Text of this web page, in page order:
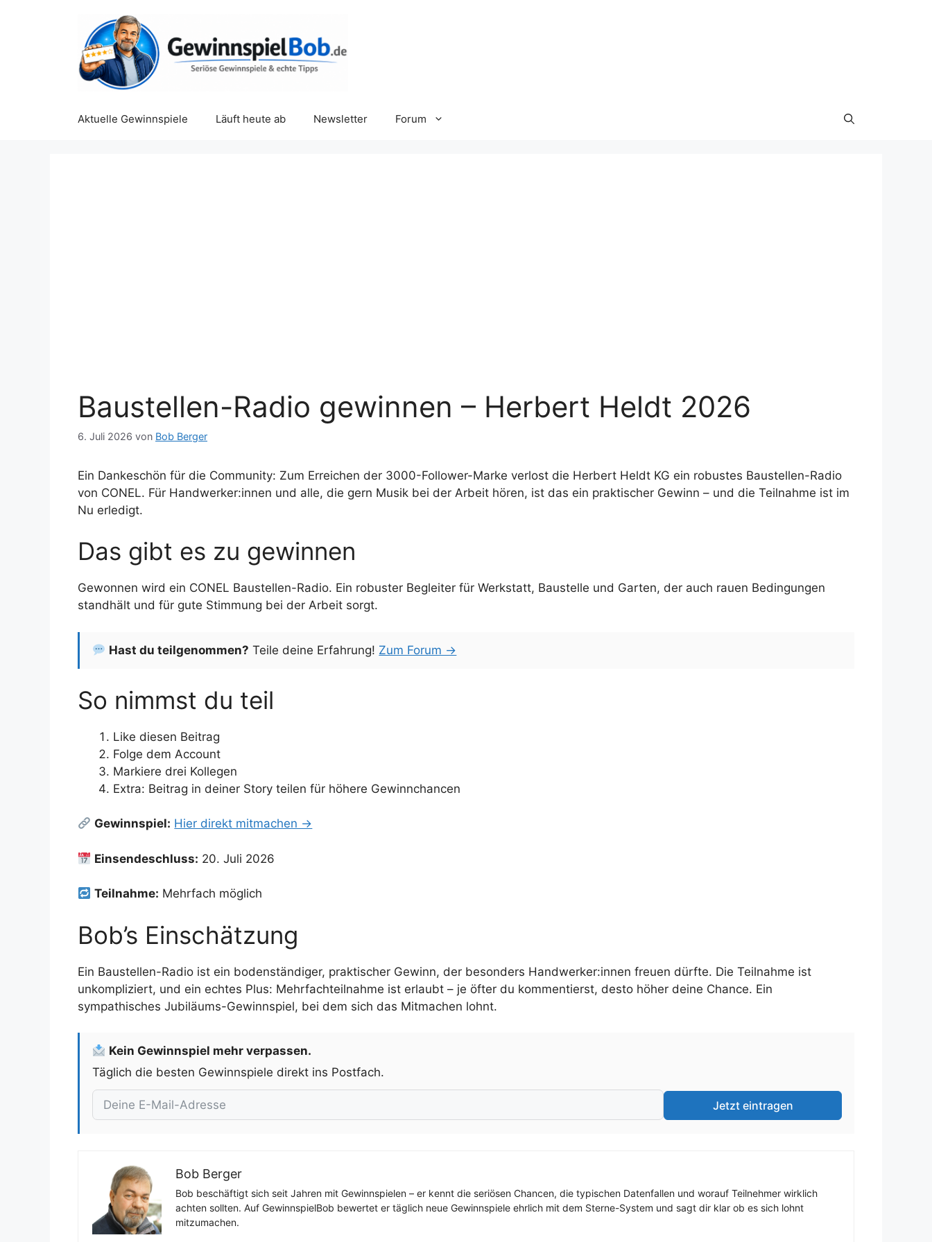
Aktuelle Gewinnspiele Läuft heute ab Newsletter Forum
Baustellen-Radio gewinnen – Herbert Heldt 2026
6. Juli 2026 von Bob Berger
Ein Dankeschön für die Community: Zum Erreichen der 3000-Follower-Marke verlost die Herbert Heldt KG ein robustes Baustellen-Radio
von CONEL. Für Handwerker:innen und alle, die gern Musik bei der Arbeit hören, ist das ein praktischer Gewinn – und die Teilnahme ist im
Nu erledigt.
Das gibt es zu gewinnen
Gewonnen wird ein CONEL Baustellen-Radio. Ein robuster Begleiter für Werkstatt, Baustelle und Garten, der auch rauen Bedingungen
standhält und für gute Stimmung bei der Arbeit sorgt.
Hast du teilgenommen? Teile deine Erfahrung! Zum Forum →
So nimmst du teil
Like diesen Beitrag
Folge dem Account
Markiere drei Kollegen
Extra: Beitrag in deiner Story teilen für höhere Gewinnchancen
Gewinnspiel: Hier direkt mitmachen →
Einsendeschluss: 20. Juli 2026
Teilnahme: Mehrfach möglich
Bob’s Einschätzung
Ein Baustellen-Radio ist ein bodenständiger, praktischer Gewinn, der besonders Handwerker:innen freuen dürfte. Die Teilnahme ist
unkompliziert, und ein echtes Plus: Mehrfachteilnahme ist erlaubt – je öfter du kommentierst, desto höher deine Chance. Ein
sympathisches Jubiläums-Gewinnspiel, bei dem sich das Mitmachen lohnt.
Kein Gewinnspiel mehr verpassen.
Täglich die besten Gewinnspiele direkt ins Postfach.
Jetzt eintragen
Bob Berger
Bob beschäftigt sich seit Jahren mit Gewinnspielen – er kennt die seriösen Chancen, die typischen Datenfallen und worauf Teilnehmer wirklich
achten sollten. Auf GewinnspielBob bewertet er täglich neue Gewinnspiele ehrlich mit dem Sterne-System und sagt dir klar ob es sich lohnt
mitzumachen.